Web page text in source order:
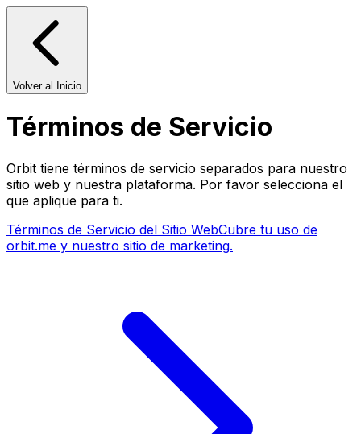
Volver al Inicio
Términos de Servicio
Orbit tiene términos de servicio separados para nuestro
sitio web y nuestra plataforma. Por favor selecciona el
que aplique para ti.
Términos de Servicio del Sitio WebCubre tu uso de
orbit.me y nuestro sitio de marketing.